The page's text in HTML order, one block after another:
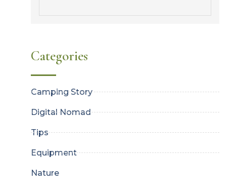
Categories
Camping Story
Digital Nomad
Tips
Equipment
Nature